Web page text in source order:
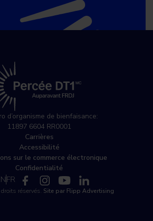
d’organisme de bienfaisance:
11897 6604 RR0001
Carrières
Accessibilité
sur le commerce électronique
Confidentialité
FR
réservés. Site par Flipp Advertising